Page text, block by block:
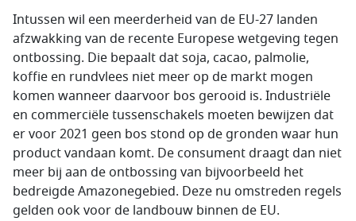
Intussen wil een meerderheid van de EU-27 landen
afzwakking van de recente Europese wetgeving tegen
ontbossing. Die bepaalt dat soja, cacao, palmolie,
koffie en rundvlees niet meer op de markt mogen
komen wanneer daarvoor bos gerooid is. Industriële
en commerciële tussenschakels moeten bewijzen dat
er voor 2021 geen bos stond op de gronden waar hun
product vandaan komt. De consument draagt dan niet
meer bij aan de ontbossing van bijvoorbeeld het
bedreigde Amazonegebied. Deze nu omstreden regels
gelden ook voor de landbouw binnen de EU.